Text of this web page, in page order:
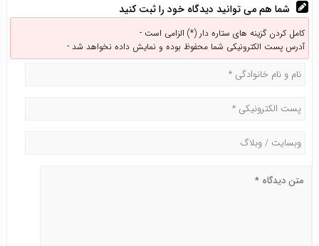
شما هم می توانید دیدگاه خود را ثبت کنید
کامل کردن گزینه های ستاره دار (*) الزامی است -
آدرس پست الکترونیکی شما محفوظ بوده و نمایش داده نخواهد شد -